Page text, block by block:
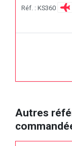
Réf. : KS360
Autres